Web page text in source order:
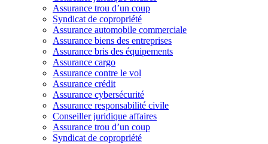
Assurance trou d’un coup
Syndicat de copropriété
Assurance automobile commerciale
Assurance biens des entreprises
Assurance bris des équipements
Assurance cargo
Assurance contre le vol
Assurance crédit
Assurance cybersécurité
Assurance responsabilité civile
Conseiller juridique affaires
Assurance trou d’un coup
Syndicat de copropriété